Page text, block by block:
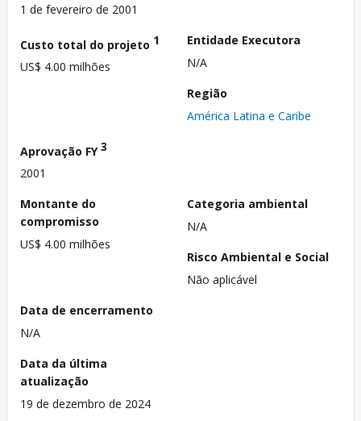
1 de fevereiro de 2001
Custo total do projeto 1
US$ 4.00 milhões
Entidade Executora
N/A
Região
América Latina e Caribe
Aprovação FY3
2001
Montante do
compromisso
US$ 4.00 milhões
Categoria ambiental
N/A
Risco Ambiental e Social
Não aplicável
Data de encerramento
N/A
Data da última
atualização
19 de dezembro de 2024